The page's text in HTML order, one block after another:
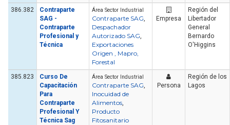
386.382
Contraparte
SAG -
Contraparte
Profesional y
Técnica
Área Sector Industrial
Contraparte SAG,
Despachador
Autorizado SAG,
Exportaciones
Origen , Mapro,
Forestal
Empresa
Región del
Libertador
General
Bernardo
O'Higgins
385.823
Curso De
Capacitación
Para
Contraparte
Profesional Y
Técnica Sag
Área Sector Industrial
Contraparte SAG,
Inocuidad de
Alimentos,
Producto
Fitosanitario
Persona
Región de los
Lagos